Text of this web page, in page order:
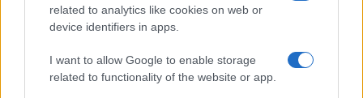
related to analytics like cookies on web or
device identifiers in apps.
I want to allow Google to enable storage
related to functionality of the website or app.
Invia un Comunicato Stampa| Pubblicità Segnala